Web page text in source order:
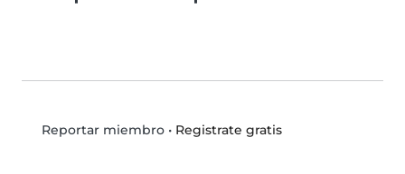
Reportar miembro• Registrate gratis